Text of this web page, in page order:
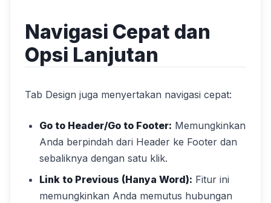
Navigasi Cepat dan
Opsi Lanjutan
Tab Design juga menyertakan navigasi cepat:
Go to Header/Go to Footer: Memungkinkan
Anda berpindah dari Header ke Footer dan
sebaliknya dengan satu klik.
Link to Previous (Hanya Word): Fitur ini
memungkinkan Anda memutus hubungan